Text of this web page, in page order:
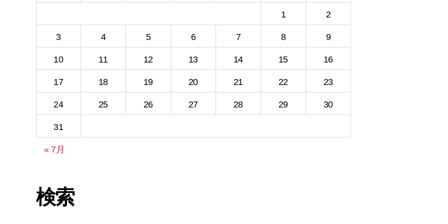
1 2
3 4 5 6 7 8 9
10 11 12 13 14 15 16
17 18 19 20 21 22 23
24 25 26 27 28 29 30
31
« 7月
検索